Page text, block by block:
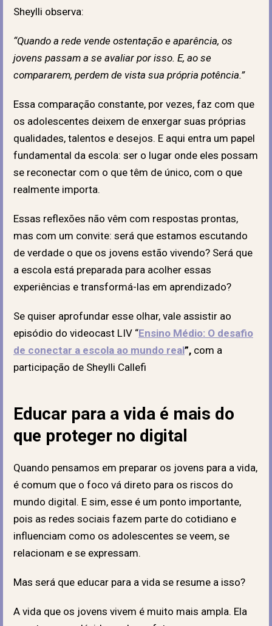
Sheylli observa:
“Quando a rede vende ostentação e aparência, os
jovens passam a se avaliar por isso. E, ao se
compararem, perdem de vista sua própria potência.”
Essa comparação constante, por vezes, faz com que
os adolescentes deixem de enxergar suas próprias
qualidades, talentos e desejos. E aqui entra um papel
fundamental da escola: ser o lugar onde eles possam
se reconectar com o que têm de único, com o que
realmente importa.
Essas reflexões não vêm com respostas prontas,
mas com um convite: será que estamos escutando
de verdade o que os jovens estão vivendo? Será que
a escola está preparada para acolher essas
experiências e transformá-las em aprendizado?
Se quiser aprofundar esse olhar, vale assistir ao
episódio do videocast LIV “Ensino Médio: O desafio
de conectar a escola ao mundo real”, com a
participação de Sheylli Callefi
Educar para a vida é mais do
que proteger no digital
Quando pensamos em preparar os jovens para a vida,
é comum que o foco vá direto para os riscos do
mundo digital. E sim, esse é um ponto importante,
pois as redes sociais fazem parte do cotidiano e
influenciam como os adolescentes se veem, se
relacionam e se expressam.
Mas será que educar para a vida se resume a isso?
A vida que os jovens vivem é muito mais ampla. Ela